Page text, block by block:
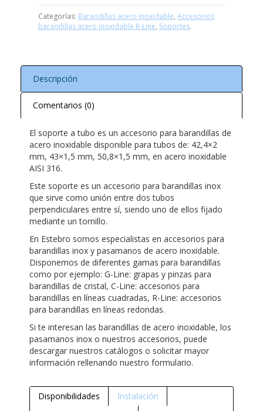
Categorías: Barandillas acero inoxidable, Accesorios
barandillas acero inoxidable R-Line, Soportes.
Descripción
Comentarios (0)
El soporte a tubo es un accesorio para barandillas de
acero inoxidable disponible para tubos de: 42,4×2
mm, 43×1,5 mm, 50,8×1,5 mm, en acero inoxidable
AISI 316.
Este soporte es un accesorio para barandillas inox
que sirve como unión entre dos tubos
perpendiculares entre sí, siendo uno de ellos fijado
mediante un tornillo.
En Estebro somos especialistas en accesorios para
barandillas inox y pasamanos de acero inoxidable.
Disponemos de diferentes gamas para barandillas
como por ejemplo: G-Line: grapas y pinzas para
barandillas de cristal, C-Line: accesorios para
barandillas en líneas cuadradas, R-Line: accesorios
para barandillas en líneas redondas.
Si te interesan las barandillas de acero inoxidable, los
pasamanos inox o nuestros accesorios, puede
descargar nuestros catálogos o solicitar mayor
información rellenando nuestro formulario.
Disponibilidades
Instalación